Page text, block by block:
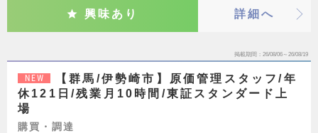
興味あり 詳細へ
掲載期間 26/08/06～26/08/19
NEW
【群馬/伊勢崎市】原価管理スタッフ/年
休121日/残業月10時間/東証スタンダード上
場
購買・調達